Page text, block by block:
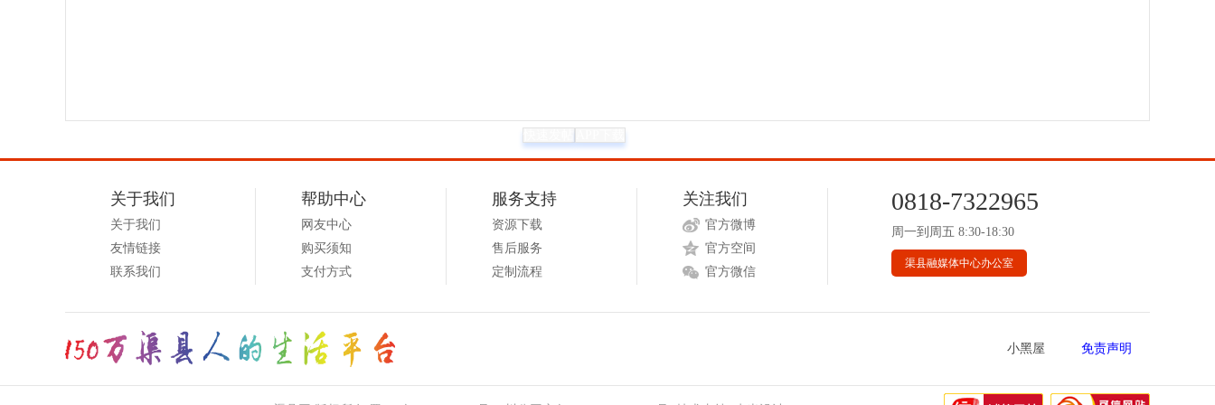
关于我们
关于我们
友情链接
联系我们
帮助中心
网友中心
购买须知
支付方式
服务支持
资源下载
售后服务
定制流程
关注我们
官方微博
官方空间
官方微信
0818-7322965
周一到周五 8:30-18:30
渠县融媒体中心办公室
小黑屋 免责声明